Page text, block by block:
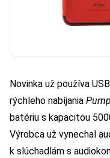
Novinka už používa
rýchleho nabíjania
batériu s kapacitou
Výrobca už vynechal
k slúchadlám s